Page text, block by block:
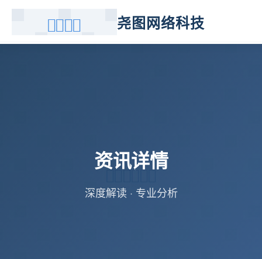
尧图网络科技
资讯详情
深度解读 · 专业分析